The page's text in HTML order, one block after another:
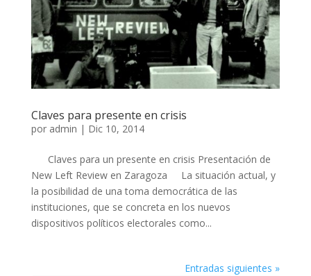
Claves para presente en crisis
por admin | Dic 10, 2014
Claves para un presente en crisis Presentación de
New Left Review en Zaragoza La situación actual, y
la posibilidad de una toma democrática de las
instituciones, que se concreta en los nuevos
dispositivos políticos electorales como...
Entradas siguientes »